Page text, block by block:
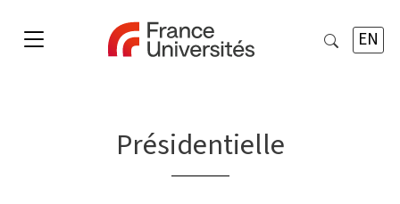
EN
Présidentielle